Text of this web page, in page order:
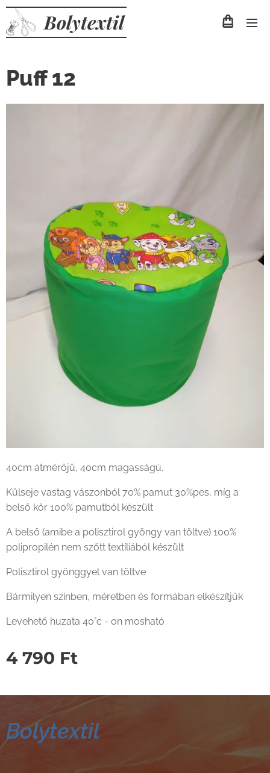
Bolytextil
Puff 12
40cm átmérőjű, 40cm magasságú.
Külseje vastag vászonból 70% pamut 30%pes, míg a
belső kőr 100% pamutból készült
A belső (amibe a polisztirol gyöngy van töltve) 100%
polipropilén nem szőtt textíliából készült
Polisztirol gyönggyel van töltve
Bármilyen színben, méretben és formában elkészítjük
Levehető huzata 40°c - on mosható
4 790 Ft
Bolytextil